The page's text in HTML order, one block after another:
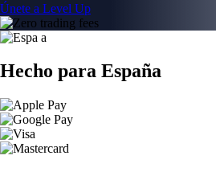
Únete a Level Up
Hecho para España